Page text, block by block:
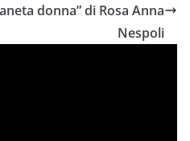
donna” di Rosa Anna
Nespoli